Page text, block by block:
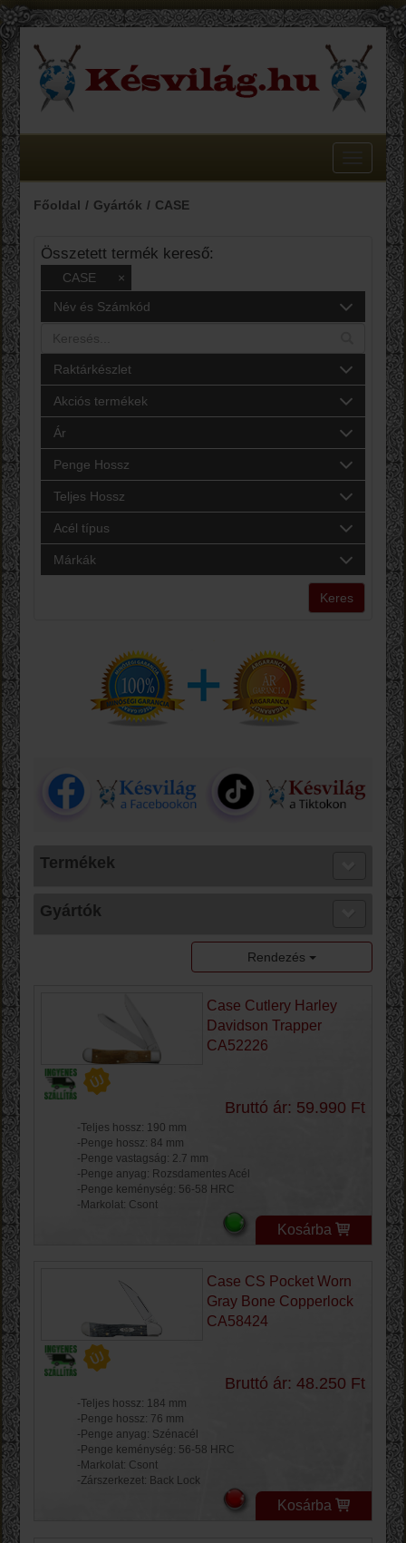
Toggle
Főoldal
Gyártók CASE
Összetett termék kereső:
CASE
×
Név és Számkód
Raktárkészlet
Akciós termékek
Ár
Penge Hossz
Teljes Hossz
Acél típus
Márkák
Keres
Termékek
Gyártók
Rendezés
Case Cutlery Harley
Davidson Trapper
CA52226
Bruttó ár: 59.990 Ft
-Teljes hossz: 190 mm
-Penge hossz: 84 mm
-Penge vastagság: 2.7 mm
-Penge anyag: Rozsdamentes Acél
-Penge keménység: 56-58 HRC
-Markolat: Csont
Kosárba
Case CS Pocket Worn
Gray Bone Copperlock
CA58424
Bruttó ár: 48.250 Ft
-Teljes hossz: 184 mm
-Penge hossz: 76 mm
-Penge anyag: Szénacél
-Penge keménység: 56-58 HRC
-Markolat: Csont
-Zárszerkezet: Back Lock
Kosárba